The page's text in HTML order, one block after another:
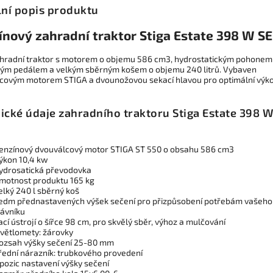
popis produktu
zahradní traktor Stiga Estate 398 W SE
traktor s motorem o objemu 586 cm3, hydrostatickým pohonem
pedálem a velkým sběrným košem o objemu 240 litrů. Vybaven
motorem STIGA a dvounožovou sekací hlavou pro optimální
údaje zahradního traktoru Stiga Estate 398 W
dvouválcový motor STIGA ST 550 o obsahu 586 cm3
10,4 kw
převodovka
produktu 165 kg
240 l sběrný koš
přednastavených výšek sečení pro přizpůsobení potřebám vašeho
ústrojí o šířce 98 cm, pro skvělý sběr, výhoz a mulčování
žárovky
výšky sečení 25-80 mm
nárazník: trubkového provedení
nastavení výšky sečení